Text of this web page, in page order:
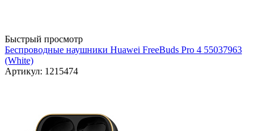
Быстрый просмотр
Беспроводные наушники Huawei FreeBuds Pro 4 55037963
(White)
Артикул: 1215474